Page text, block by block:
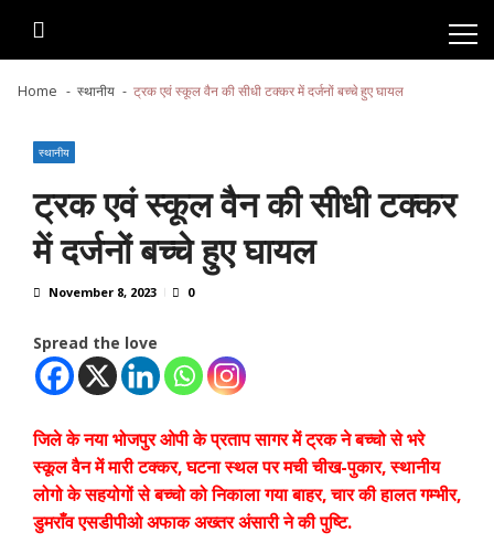
Home स्थानीय ट्रक एवं स्कूल वैन की सीधी टक्कर में दर्जनों बच्चे हुए घायल
स्थानीय
ट्रक एवं स्कूल वैन की सीधी टक्कर
में दर्जनों बच्चे हुए घायल
November 8, 2023 0
Spread the love
जिले के नया भोजपुर ओपी के प्रताप सागर में ट्रक ने बच्चो से भरे
स्कूल वैन में मारी टक्कर, घटना स्थल पर मची चीख-पुकार, स्थानीय
लोगो के सहयोगों से बच्चो को निकाला गया बाहर, चार की हालत गम्भीर,
डुमराँव एसडीपीओ अफाक अख्तर अंसारी ने की पुष्टि.